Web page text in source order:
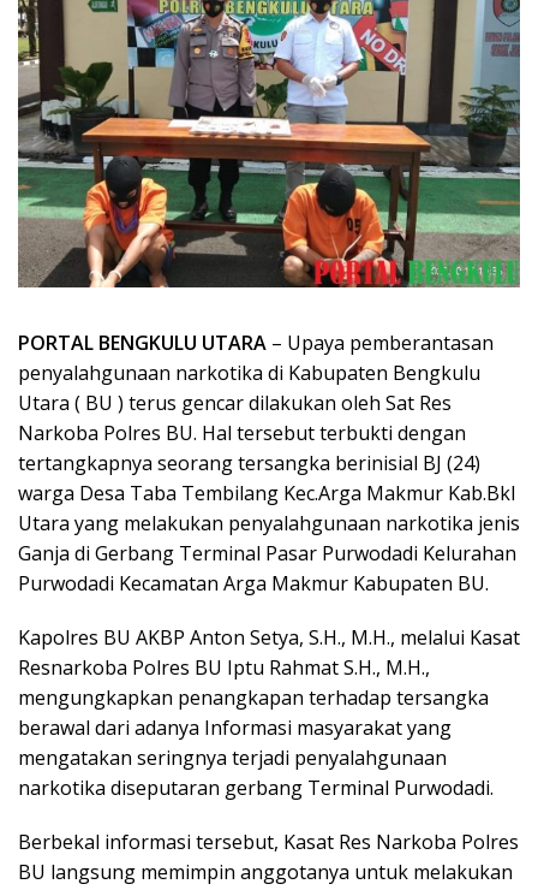
PORTAL BENGKULU UTARA – Upaya pemberantasan
penyalahgunaan narkotika di Kabupaten Bengkulu
Utara ( BU ) terus gencar dilakukan oleh Sat Res
Narkoba Polres BU. Hal tersebut terbukti dengan
tertangkapnya seorang tersangka berinisial BJ (24)
warga Desa Taba Tembilang Kec.Arga Makmur Kab.Bkl
Utara yang melakukan penyalahgunaan narkotika jenis
Ganja di Gerbang Terminal Pasar Purwodadi Kelurahan
Purwodadi Kecamatan Arga Makmur Kabupaten BU.
Kapolres BU AKBP Anton Setya, S.H., M.H., melalui Kasat
Resnarkoba Polres BU Iptu Rahmat S.H., M.H.,
mengungkapkan penangkapan terhadap tersangka
berawal dari adanya Informasi masyarakat yang
mengatakan seringnya terjadi penyalahgunaan
narkotika diseputaran gerbang Terminal Purwodadi.
Berbekal informasi tersebut, Kasat Res Narkoba Polres
BU langsung memimpin anggotanya untuk melakukan